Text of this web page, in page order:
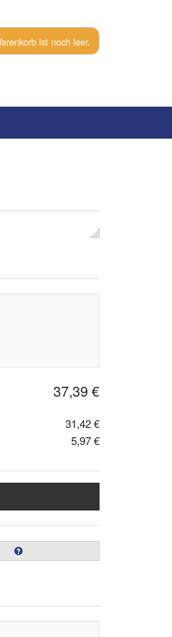
ist noch leer.
37,39 €
31,42 €
5,97 €